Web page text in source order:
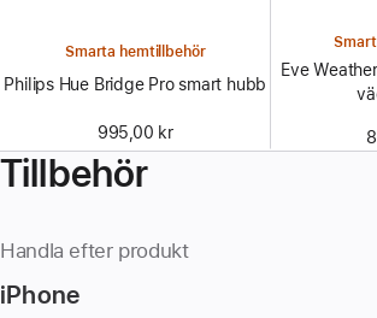
Smarta hemtillbehör
Philips Hue Bridge Pro smart hubb
995,00 kr
Eve
Tillbehör
Handla efter produkt
iPhone